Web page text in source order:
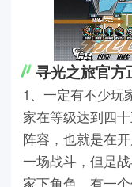
寻光之旅官方
1、一定有不少玩
家在等级达到四
阵容，也就是在
一场战斗，但是
家下角色，有一